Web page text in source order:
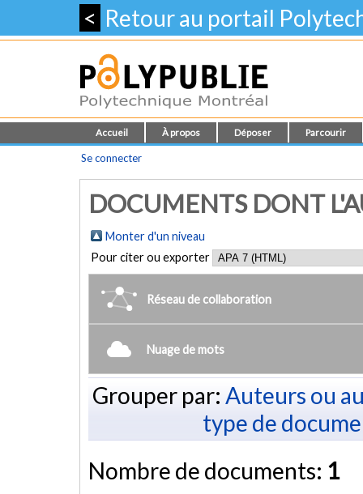
< Retour au portail
Accueil À propos Déposer Parcourir
Se connecter
DOCUMENTS DONT
Monter d'un niveau
Pour citer ou exporter
Réseau de collaboration
Nuage de mots
Grouper par: Auteurs ou
type de
Nombre de documents: 1